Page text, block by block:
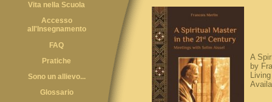
A
by
Vita nella Scuola
Accesso
all'Insegnamento
FAQ
Pratiche
Sono un allievo...
Glossario